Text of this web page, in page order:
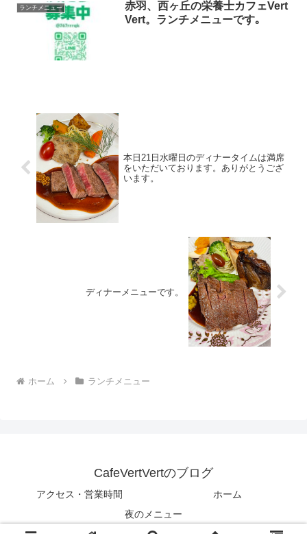
ランチメニュー
赤羽、西ヶ丘の栄養士カフェVert
Vert。ランチメニューです｡
本日21日水曜日のディナータイムは満席
をいただいております。ありがとうござ
います。
ディナーメニューです。
ホーム ランチメニュー
CafeVertVertのブログ
アクセス・営業時間
ホーム
夜のメニュー